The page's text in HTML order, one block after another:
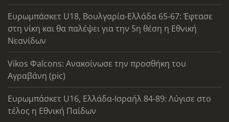
Ευρωμπάσκετ U18, Βουλγαρία-Ελλάδα 65-67: Έφτασε
στη νίκη και θα παλέψει για την 5η θέση η Εθνική
Νεανίδων
Vikos Φalcons: Ανακοίνωσε την προσθήκη του
Αγραβάνη (pic)
Ευρωμπάσκετ U16, Ελλάδα-Ισραήλ 84-89: Λύγισε στο
τέλος η Εθνική Παίδων